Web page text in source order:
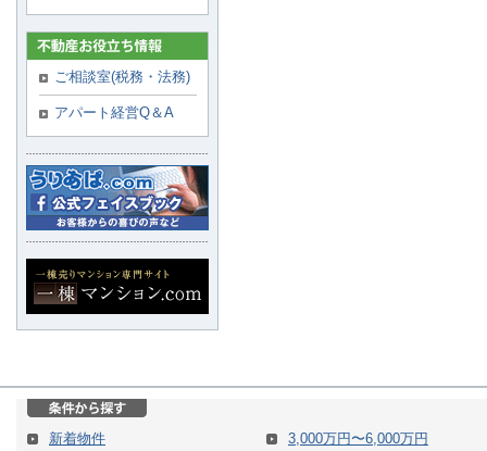
ご相談室(税務・法務)
アパート経営Q＆A
新着物件
3,000万円〜6,000万円